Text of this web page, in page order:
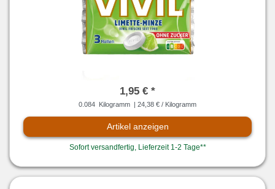
1,95 € *
0.084 Kilogramm | 24,38 € / Kilogramm
Artikel anzeigen
Sofort versandfertig, Lieferzeit 1-2 Tage**